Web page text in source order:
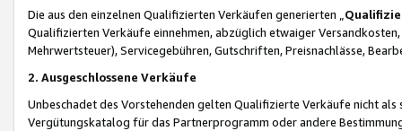
Die aus den einzelnen Qualifizierten Verkäufen generierten „
Qualifizierten Verkäufe einnehmen, abzüglich etwaiger
Mehrwertsteuer), Servicegebühren, Gutschriften, Preisnachlässe,
2. Ausgeschlossene Verkäufe
Unbeschadet des Vorstehenden gelten Qualifizierte Verkäufe nicht
Vergütungskatalog für das Partnerprogramm oder andere